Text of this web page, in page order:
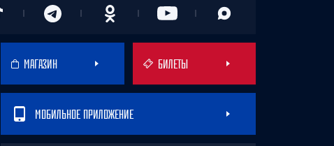
МАГАЗИН БИЛЕТЫ
МОБИЛЬНОЕ ПРИЛОЖЕНИЕ